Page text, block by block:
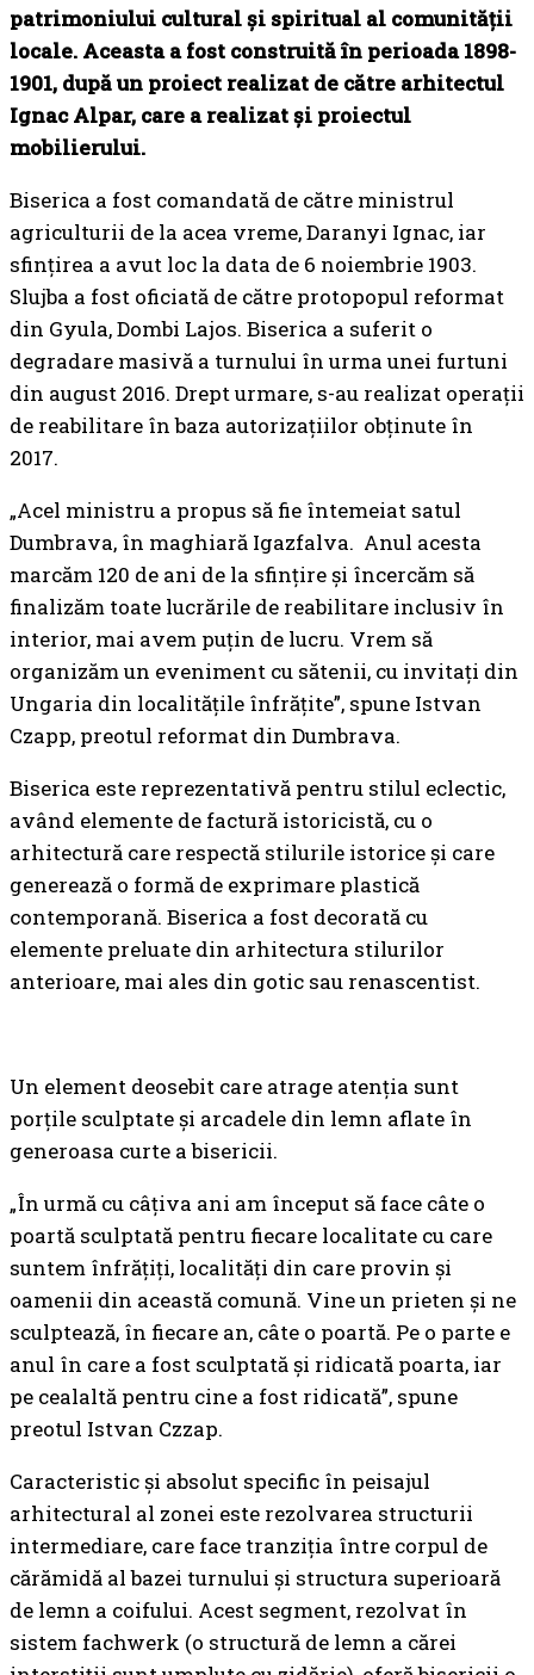
patrimoniului cultural și spiritual al comunității
locale. Aceasta a fost construită în perioada 1898-
1901, după un proiect realizat de către arhitectul
Ignac Alpar, care a realizat și proiectul
mobilierului.
Biserica a fost comandată de către ministrul
agriculturii de la acea vreme, Daranyi Ignac, iar
sfințirea a avut loc la data de 6 noiembrie 1903.
Slujba a fost oficiată de către protopopul reformat
din Gyula, Dombi Lajos. Biserica a suferit o
degradare masivă a turnului în urma unei furtuni
din august 2016. Drept urmare, s-au realizat operații
de reabilitare în baza autorizațiilor obținute în
2017.
„Acel ministru a propus să fie întemeiat satul
Dumbrava, în maghiară Igazfalva. Anul acesta
marcăm 120 de ani de la sfințire și încercăm să
finalizăm toate lucrările de reabilitare inclusiv în
interior, mai avem puțin de lucru. Vrem să
organizăm un eveniment cu sătenii, cu invitați din
Ungaria din localitățile înfrățite”, spune Istvan
Czapp, preotul reformat din Dumbrava.
Biserica este reprezentativă pentru stilul eclectic,
având elemente de factură istoricistă, cu o
arhitectură care respectă stilurile istorice și care
generează o formă de exprimare plastică
contemporană. Biserica a fost decorată cu
elemente preluate din arhitectura stilurilor
anterioare, mai ales din gotic sau renascentist.
Un element deosebit care atrage atenția sunt
porțile sculptate și arcadele din lemn aflate în
generoasa curte a bisericii.
„În urmă cu câțiva ani am început să face câte o
poartă sculptată pentru fiecare localitate cu care
suntem înfrățiți, localități din care provin și
oamenii din această comună. Vine un prieten și ne
sculptează, în fiecare an, câte o poartă. Pe o parte e
anul în care a fost sculptată și ridicată poarta, iar
pe cealaltă pentru cine a fost ridicată”, spune
preotul Istvan Czzap.
Caracteristic și absolut specific în peisajul
arhitectural al zonei este rezolvarea structurii
intermediare, care face tranziția între corpul de
cărămidă al bazei turnului și structura superioară
de lemn a coifului. Acest segment, rezolvat în
sistem fachwerk (o structură de lemn a cărei